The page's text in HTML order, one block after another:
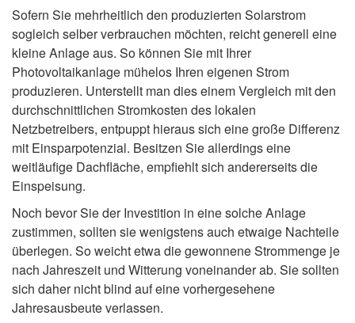
Sofern Sie mehrheitlich den produzierten Solarstrom
sogleich selber verbrauchen möchten, reicht generell eine
kleine Anlage aus. So können Sie mit Ihrer
Photovoltaikanlage mühelos Ihren eigenen Strom
produzieren. Unterstellt man dies einem Vergleich mit den
durchschnittlichen Stromkosten des lokalen
Netzbetreibers, entpuppt hieraus sich eine große Differenz
mit Einsparpotenzial. Besitzen Sie allerdings eine
weitläufige Dachfläche, empfiehlt sich andererseits die
Einspeisung.
Noch bevor Sie der Investition in eine solche Anlage
zustimmen, sollten sie wenigstens auch etwaige Nachteile
überlegen. So weicht etwa die gewonnene Strommenge je
nach Jahreszeit und Witterung voneinander ab. Sie sollten
sich daher nicht blind auf eine vorhergesehene
Jahresausbeute verlassen.